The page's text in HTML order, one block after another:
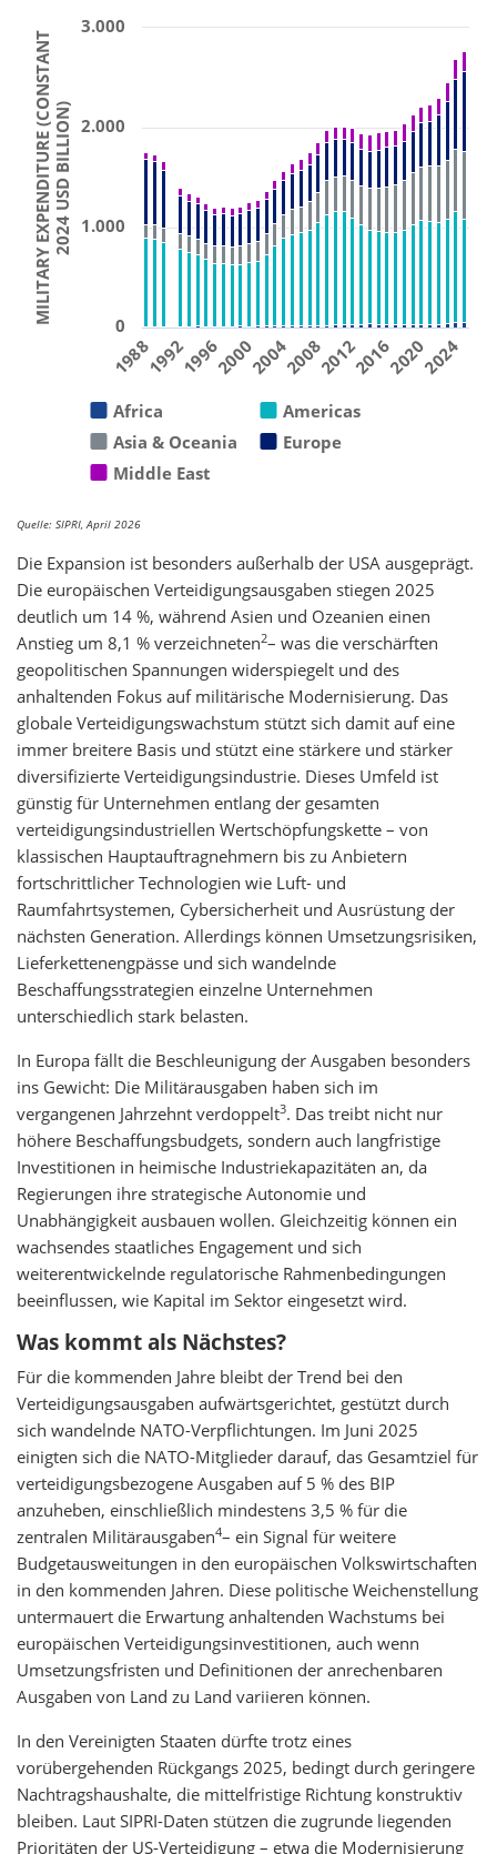
MILITARY EXPENDITURE (CONSTANT2024 USD BILLION)
Africa
Americas
Asia & Oceania
Europe
Middle East
1988 2000 2012 2024
19921996 20042008 20162020
0
1.000
2.000
3.000
Quelle: SIPRI, April 2026
Die Expansion ist besonders außerhalb der USA ausgeprägt.
Die europäischen Verteidigungsausgaben stiegen 2025
deutlich um 14 %, während Asien und Ozeanien einen
Anstieg um 8,1 % verzeichneten2– was die verschärften
geopolitischen Spannungen widerspiegelt und des
anhaltenden Fokus auf militärische Modernisierung. Das
globale Verteidigungswachstum stützt sich damit auf eine
immer breitere Basis und stützt eine stärkere und stärker
diversifizierte Verteidigungsindustrie. Dieses Umfeld ist
günstig für Unternehmen entlang der gesamten
verteidigungsindustriellen Wertschöpfungskette – von
klassischen Hauptauftragnehmern bis zu Anbietern
fortschrittlicher Technologien wie Luft- und
Raumfahrtsystemen, Cybersicherheit und Ausrüstung der
nächsten Generation. Allerdings können Umsetzungsrisiken,
Lieferkettenengpässe und sich wandelnde
Beschaffungsstrategien einzelne Unternehmen
unterschiedlich stark belasten.
In Europa fällt die Beschleunigung der Ausgaben besonders
ins Gewicht: Die Militärausgaben haben sich im
vergangenen Jahrzehnt verdoppelt3. Das treibt nicht nur
höhere Beschaffungsbudgets, sondern auch langfristige
Investitionen in heimische Industriekapazitäten an, da
Regierungen ihre strategische Autonomie und
Unabhängigkeit ausbauen wollen. Gleichzeitig können ein
wachsendes staatliches Engagement und sich
weiterentwickelnde regulatorische Rahmenbedingungen
beeinflussen, wie Kapital im Sektor eingesetzt wird.
Was kommt als Nächstes?
Für die kommenden Jahre bleibt der Trend bei den
Verteidigungsausgaben aufwärtsgerichtet, gestützt durch
sich wandelnde NATO-Verpflichtungen. Im Juni 2025
einigten sich die NATO-Mitglieder darauf, das Gesamtziel für
verteidigungsbezogene Ausgaben auf 5 % des BIP
anzuheben, einschließlich mindestens 3,5 % für die
zentralen Militärausgaben4– ein Signal für weitere
Budgetausweitungen in den europäischen Volkswirtschaften
in den kommenden Jahren. Diese politische Weichenstellung
untermauert die Erwartung anhaltenden Wachstums bei
europäischen Verteidigungsinvestitionen, auch wenn
Umsetzungsfristen und Definitionen der anrechenbaren
Ausgaben von Land zu Land variieren können.
In den Vereinigten Staaten dürfte trotz eines
vorübergehenden Rückgangs 2025, bedingt durch geringere
Nachtragshaushalte, die mittelfristige Richtung konstruktiv
bleiben. Laut SIPRI-Daten stützen die zugrunde liegenden
Prioritäten der US-Verteidigung – etwa die Modernisierung